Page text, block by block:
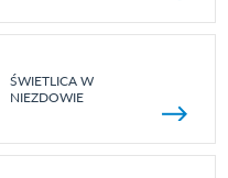
ŚWIETLICA W
NIEZDOWIE